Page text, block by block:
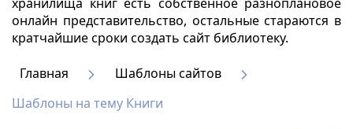
онлайн представительство, остальные стараются в
кратчайшие сроки создать сайт библиотеку.
Главная
Шаблоны сайтов
Шаблоны на тему Книги